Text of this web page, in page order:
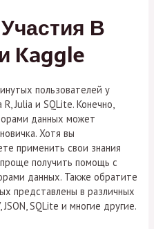
В
Kaggle
пользователей у
Julia и SQLite. Конечно,
данных может
Хотя вы
применить свои знания
получить помощь с
данных. Также обратите
представлены в различных
SQLite и многие другие.